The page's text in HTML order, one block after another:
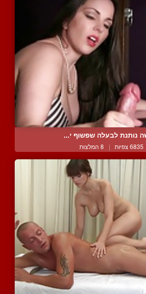
נותנת לבעלה שפשוף י...
6835 צפיות | 8 המלצות